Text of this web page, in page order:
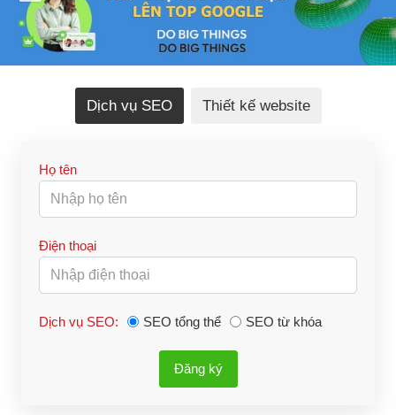
Dịch vụ SEO Thiết kế website
Họ tên
Điện thoại
Dịch vụ SEO: SEO tổng thể SEO từ khóa
Đăng ký